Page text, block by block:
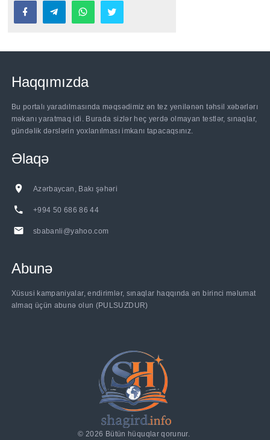
Haqqımızda
Bu portalı yaradılmasında məqsədimiz ən tez yenilənən təhsil xəbərlərı
məkanı yaratmaq idi. Burada sizlər heç yerdə olmayan testlər, sınaqlar,
gündəlik dərslərin yoxlanılması imkanı tapacaqsınız.
Əlaqə
Azərbaycan, Bakı şəhəri
+994 50 686 86 44
sbabanli@yahoo.com
Abunə
Xüsusi kampaniyalar, endirimlər, sınaqlar haqqında ən birinci məlumat
almaq üçün abunə olun (PULSUZDUR)
©2026 Bütün hüquqlar qorunur.